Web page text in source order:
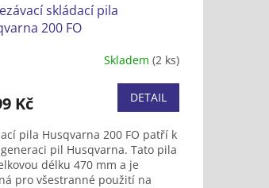
skládací pila
200 FO
Skladem (2 ks)
Kč DETAIL
pila Husqvarna 200 FO patří k
pil Husqvarna. Tato pila
délku 470 mm a je
pro všestranné použití na